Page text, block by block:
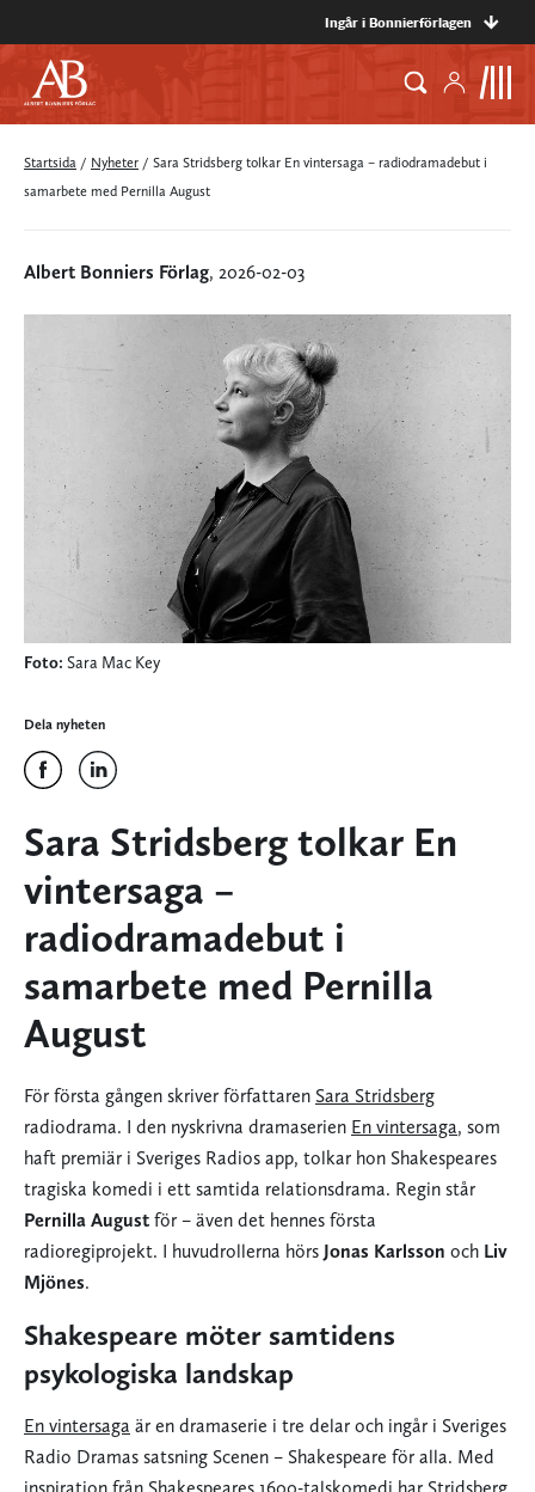
Ingår i Bonnierförlagen
Startsida / Nyheter / Sara Stridsberg tolkar En vintersaga – radiodramadebut i
samarbete med Pernilla August
Albert Bonniers Förlag, 2026-02-03
Foto: Sara Mac Key
Dela nyheten
Sara Stridsberg tolkar En
vintersaga –
radiodramadebut i
samarbete med Pernilla
August
För första gången skriver författaren Sara Stridsberg
radiodrama. I den nyskrivna dramaserien En vintersaga, som
haft premiär i Sveriges Radios app, tolkar hon Shakespeares
tragiska komedi i ett samtida relationsdrama. Regin står
Pernilla August för – även det hennes första
radioregiprojekt. I huvudrollerna hörs Jonas Karlsson och Liv
Mjönes.
Shakespeare möter samtidens
psykologiska landskap
En vintersaga är en dramaserie i tre delar och ingår i Sveriges
Radio Dramas satsning Scenen – Shakespeare för alla. Med